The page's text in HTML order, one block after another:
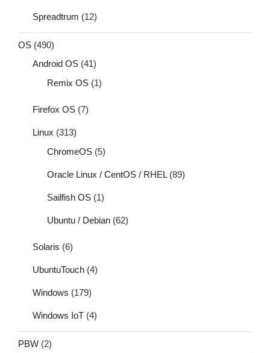
Spreadtrum (12)
OS (490)
Android OS (41)
Remix OS (1)
Firefox OS (7)
Linux (313)
ChromeOS (5)
Oracle Linux / CentOS / RHEL(89)
Sailfish OS (1)
Ubuntu / Debian (62)
Solaris (6)
UbuntuTouch (4)
Windows (179)
Windows IoT (4)
PBW (2)